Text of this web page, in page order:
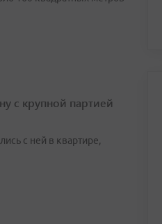
с крупной партией
с ней в квартире,